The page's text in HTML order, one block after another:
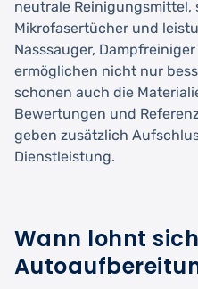
neutrale Reinigungsmittel,
Mikrofasertücher und
Nasssauger,
ermöglichen nicht nur
schonen auch die
Bewertungen und
geben zusätzlich
Dienstleistung.
Wann lohnt